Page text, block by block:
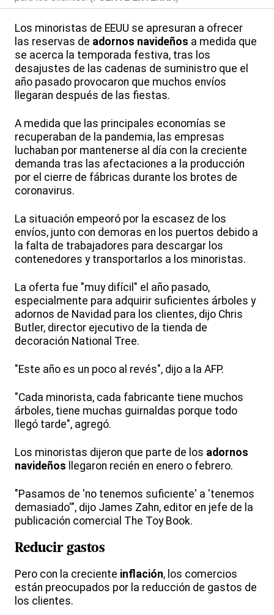
Los minoristas de EEUU se apresuran a ofrecer
las reservas de adornos navideños a medida que
se acerca la temporada festiva, tras los
desajustes de las cadenas de suministro que el
año pasado provocaron que muchos envíos
llegaran después de las fiestas.
A medida que las principales economías se
recuperaban de la pandemia, las empresas
luchaban por mantenerse al día con la creciente
demanda tras las afectaciones a la producción
por el cierre de fábricas durante los brotes de
coronavirus.
La situación empeoró por la escasez de los
envíos, junto con demoras en los puertos debido a
la falta de trabajadores para descargar los
contenedores y transportarlos a los minoristas.
La oferta fue "muy difícil" el año pasado,
especialmente para adquirir suficientes árboles y
adornos de Navidad para los clientes, dijo Chris
Butler, director ejecutivo de la tienda de
decoración National Tree.
"Este año es un poco al revés", dijo a la AFP.
"Cada minorista, cada fabricante tiene muchos
árboles, tiene muchas guirnaldas porque todo
llegó tarde", agregó.
Los minoristas dijeron que parte de los adornos
navideños llegaron recién en enero o febrero.
"Pasamos de 'no tenemos suficiente' a 'tenemos
demasiado'", dijo James Zahn, editor en jefe de la
publicación comercial The Toy Book.
Reducir gastos
Pero con la creciente inflación, los comercios
están preocupados por la reducción de gastos de
los clientes.